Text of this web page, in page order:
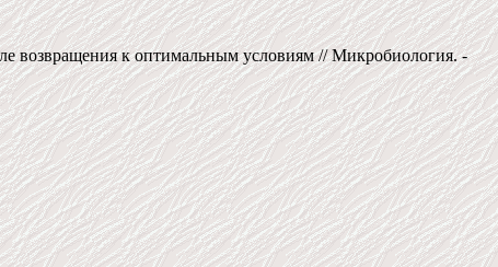
возвращения к оптимальным условиям // Микробиология. -